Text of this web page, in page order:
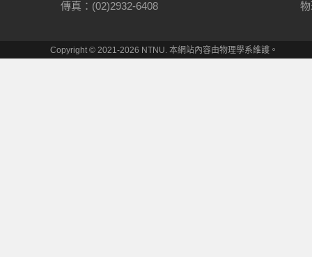
傳真：(02)2932-6408
物理
Copyright © 2021-2026 NTNU. 本網站內容由物理學系維護。